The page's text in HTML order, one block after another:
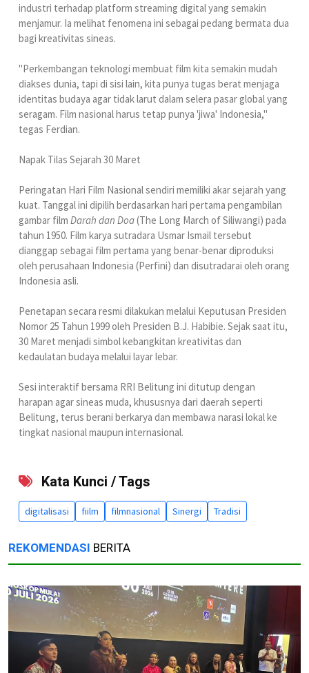
industri terhadap platform streaming digital yang semakin
menjamur. Ia melihat fenomena ini sebagai pedang bermata dua
bagi kreativitas sineas.
"Perkembangan teknologi membuat film kita semakin mudah
diakses dunia, tapi di sisi lain, kita punya tugas berat menjaga
identitas budaya agar tidak larut dalam selera pasar global yang
seragam. Film nasional harus tetap punya 'jiwa' Indonesia,"
tegas Ferdian.
Napak Tilas Sejarah 30 Maret
Peringatan Hari Film Nasional sendiri memiliki akar sejarah yang
kuat. Tanggal ini dipilih berdasarkan hari pertama pengambilan
gambar film Darah dan Doa(The Long March of Siliwangi) pada
tahun 1950. Film karya sutradara Usmar Ismail tersebut
dianggap sebagai film pertama yang benar-benar diproduksi
oleh perusahaan Indonesia (Perfini) dan disutradarai oleh orang
Indonesia asli.
Penetapan secara resmi dilakukan melalui Keputusan Presiden
Nomor 25 Tahun 1999 oleh Presiden B.J. Habibie. Sejak saat itu,
30 Maret menjadi simbol kebangkitan kreativitas dan
kedaulatan budaya melalui layar lebar.
Sesi interaktif bersama RRI Belitung ini ditutup dengan
harapan agar sineas muda, khususnya dari daerah seperti
Belitung, terus berani berkarya dan membawa narasi lokal ke
tingkat nasional maupun internasional.
Kata Kunci / Tags
digitalisasi fiilm filmnasional Sinergi Tradisi
REKOMENDASI BERITA